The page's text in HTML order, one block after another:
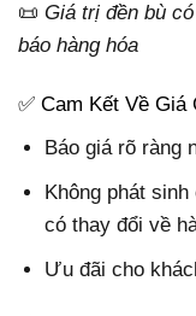
📜 Giá trị đền bù
báo hàng hóa
✅ Cam Kết Về
Báo giá rõ ràng
Không phát
có thay đổi về
Ưu đãi cho